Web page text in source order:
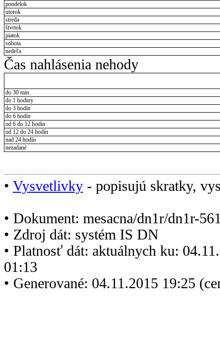
pondelok
utorok
streda
štvrtok
piatok
sobota
nedeľa
Čas nahlásenia nehody
do 30 min.
do 1 hodiny
do 3 hodín
do 6 hodín
od 6 do 12 hodín
od 12 do 24 hodín
nad 24 hodín
nezadané
• Vysvetlivky - popisujú skratky,
• Dokument: mesacna/dn1r/dn1r-
• Zdroj dát: systém IS DN
• Platnosť dát: aktuálnych ku:
01:13
• Generované: 04.11.2015 19:25